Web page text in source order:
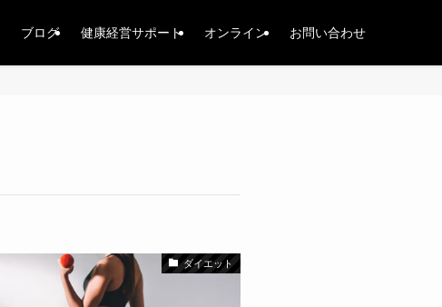
ブログ 健康経営サポート オンライン お問い合わせ
ダイエット